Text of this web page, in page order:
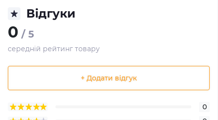
Відгуки
0 / 5
середній рейтинг товару
+ Додати відгук
0